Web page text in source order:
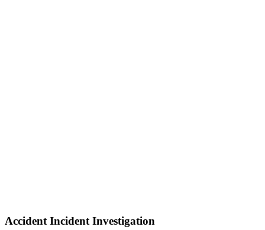
Accident Incident Investigation